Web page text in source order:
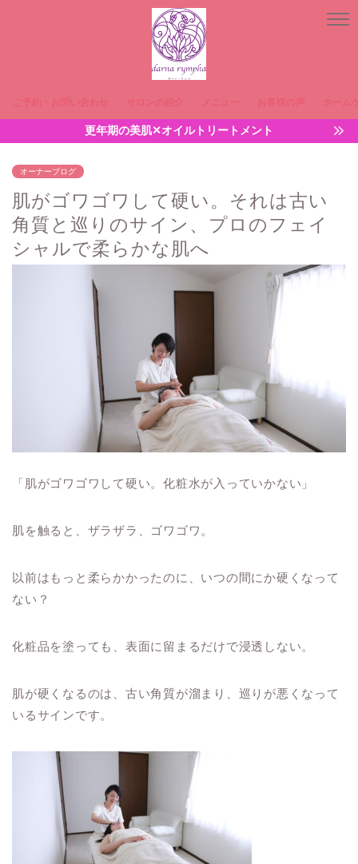
ご予約・お問い合わせ サロンの紹介 メニュー お客様の声 ホーム
更年期の美肌✕オイルトリートメント
オーナーブログ
肌がゴワゴワして硬い。それは古い
角質と巡りのサイン、プロのフェイ
シャルで柔らかな肌へ
「肌がゴワゴワして硬い。化粧水が入っていかない」
肌を触ると、ザラザラ、ゴワゴワ。
以前はもっと柔らかかったのに、いつの間にか硬くなって
ない？
化粧品を塗っても、表面に留まるだけで浸透しない。
肌が硬くなるのは、古い角質が溜まり、巡りが悪くなって
いるサインです。